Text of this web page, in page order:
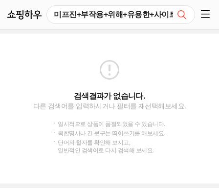
검색결과가 없습니다.
다른 검색어를 입력하시거나 필터를 재선택해보세요.
일시적으로 상품이 품절되었을 수 있습니다.
복합명사나 긴 문구는 띄어쓰기를 해보세요.
단어의 철자를 확인해 보시고,
일반적인 검색어로 다시 검색해 보세요.